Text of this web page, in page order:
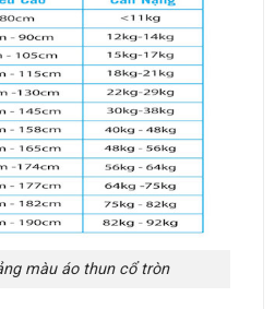
màu áo thun cổ tròn